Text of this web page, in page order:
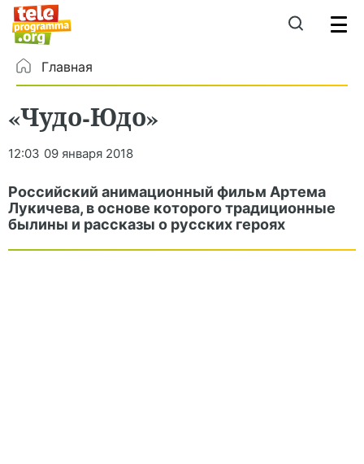
Главная
«Чудо-Юдо»
12:03 09 января 2018
Российский анимационный фильм Артема
Лукичева, в основе которого традиционные
былины и рассказы о русских героях